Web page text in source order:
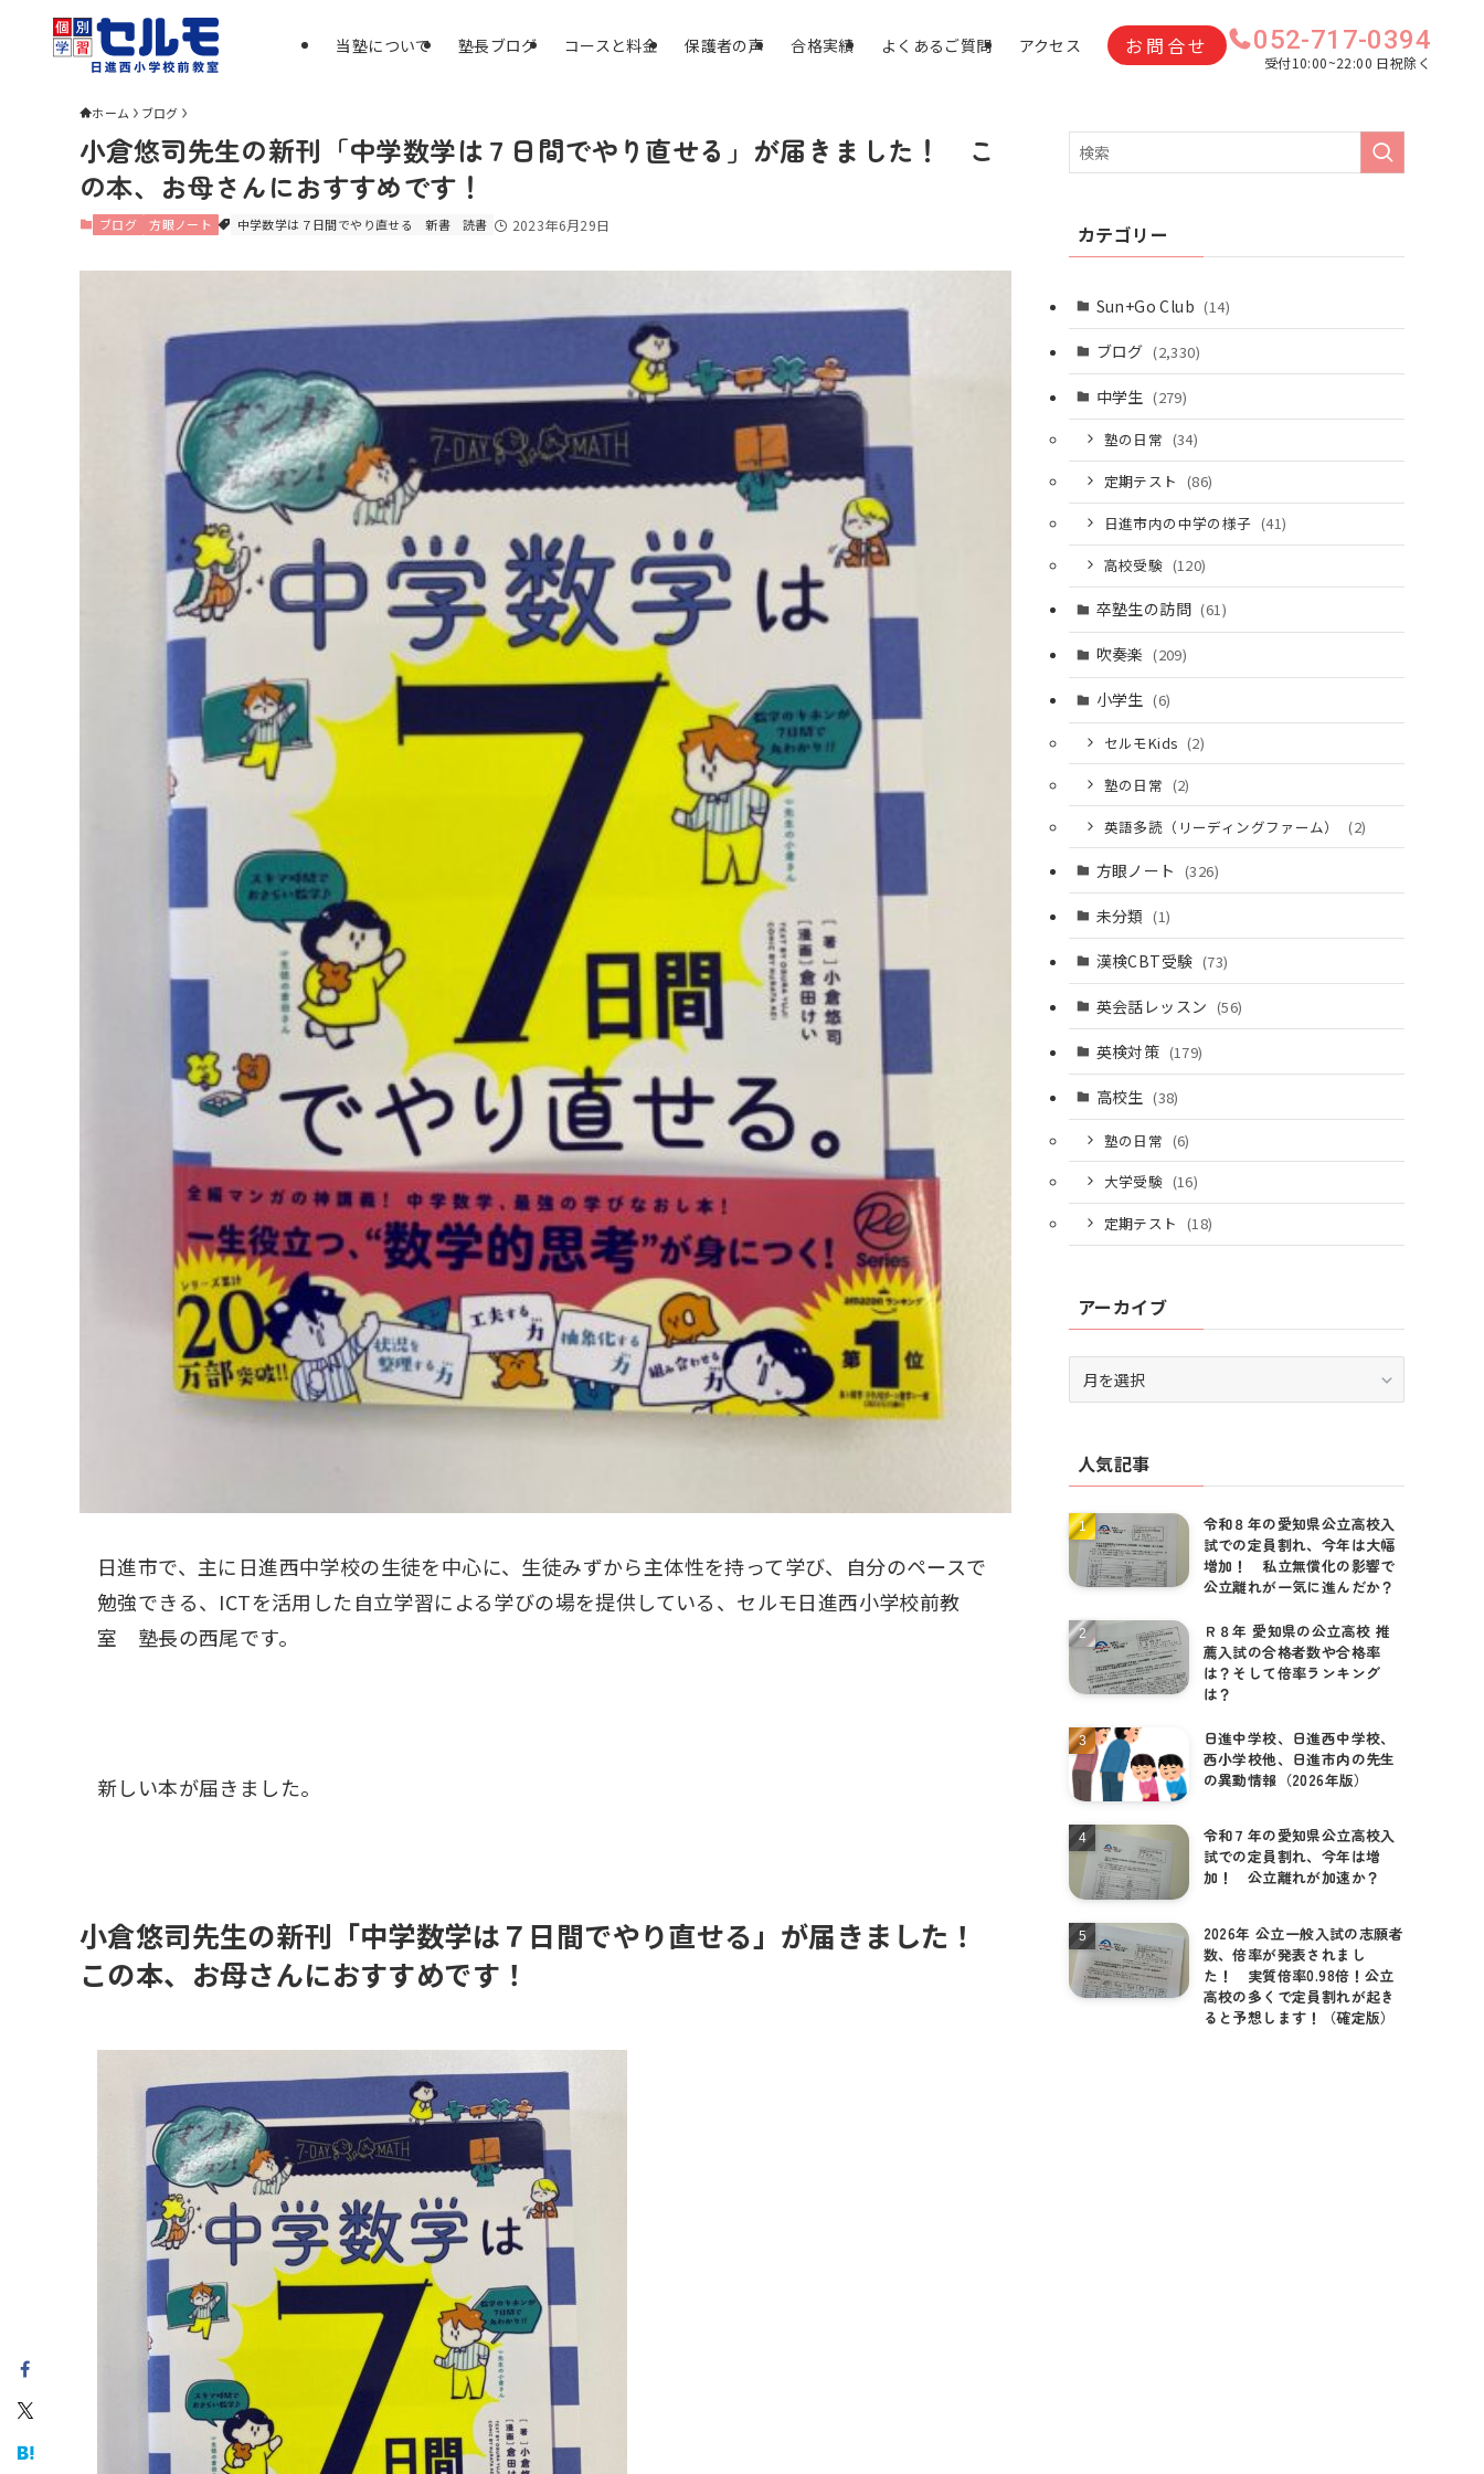
当塾について 塾長ブログ コースと料金 保護者の声 合格実績 よくあるご質問 アクセス お問合せ 052-717-0394
受付10:00~22:00 日祝除く
ホーム ブログ
小倉悠司先生の新刊「中学数学は７日間でやり直せる」が届きました！ こ
の本、お母さんにおすすめです！
ブログ 方眼ノート 中学数学は７日間でやり直せる 新書 読書 2023年6月29日
日進市で、主に日進西中学校の生徒を中心に、生徒みずから主体性を持って学び、自分のペースで
勉強できる、ICTを活用した自立学習による学びの場を提供している、セルモ日進西小学校前教
室 塾長の西尾です。
新しい本が届きました。
小倉悠司先生の新刊「中学数学は７日間でやり直せる」が届きました！
この本、お母さんにおすすめです！
カテゴリー
Sun+Go Club (14)
ブログ (2,330)
中学生 (279)
塾の日常 (34)
定期テスト (86)
日進市内の中学の様子 (41)
高校受験 (120)
卒塾生の訪問 (61)
吹奏楽 (209)
小学生 (6)
セルモKids (2)
塾の日常 (2)
英語多読（リーディングファーム）
(2)
方眼ノート (326)
未分類 (1)
漢検CBT受験 (73)
英会話レッスン (56)
英検対策 (179)
高校生 (38)
塾の日常 (6)
大学受験 (16)
定期テスト (18)
アーカイブ
ー
ブ人気記事
令和８年の愛知県公立高校入
試での定員割れ、今年は大幅
増加！ 私立無償化の影響で
公立離れが一気に進んだか？
Ｒ８年 愛知県の公立高校 推
薦入試の合格者数や合格率
は？そして倍率ランキング
は？
日進中学校、日進西中学校、
西小学校他、日進市内の先生
の異動情報（2026年版）
令和７年の愛知県公立高校入
試での定員割れ、今年は増
加！ 公立離れが加速か？
2026年 公立一般入試の志願者
数、倍率が発表されまし
た！ 実質倍率0.98倍！公立
高校の多くで定員割れが起き
ると予想します！（確定版）